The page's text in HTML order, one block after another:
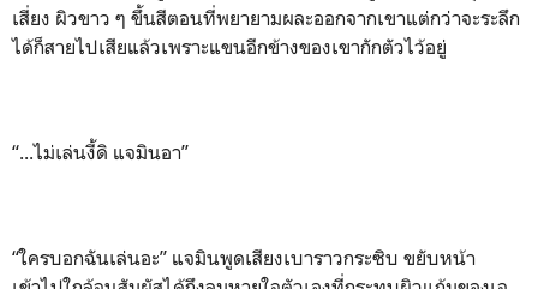
เสี่ยง ผิวขาว ๆ ขึ้นสีตอนที่พยายามผละออกจากเขาแต่กว่าจะระลึก
ได้ก็สายไปเสียแล้วเพราะแขนอีกข้างของเขากักตัวไว้อยู่
“...ไม่เล่นงี้ดิ แจมินอา”
“ใครบอกฉันเล่นอะ” แจมินพูดเสียงเบาราวกระซิบ ขยับหน้า